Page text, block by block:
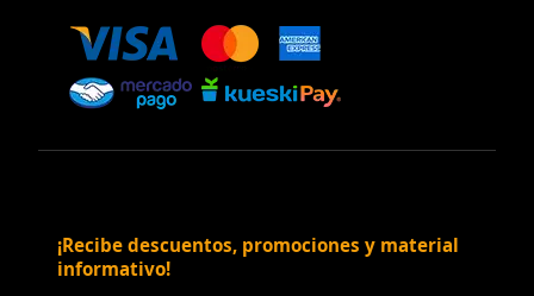
¡Recibe descuentos, promociones y material
informativo!